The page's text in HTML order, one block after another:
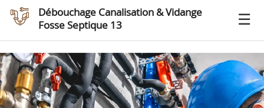
Débouchage Canalisation & Vidange
Fosse Septique 13